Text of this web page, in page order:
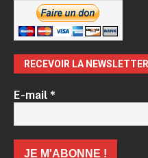
RECEVOIR LA NEWSLETTER
E-mail*